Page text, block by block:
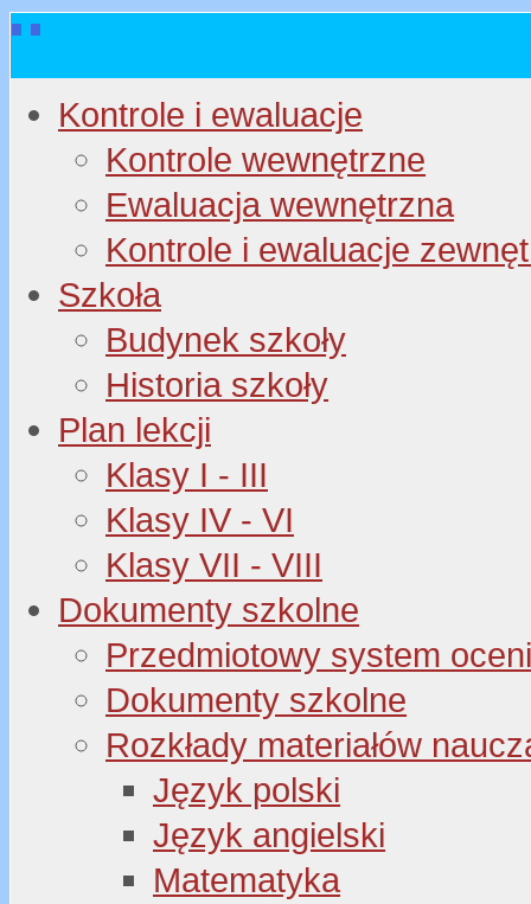
Kontrole i ewaluacje
Kontrole wewnętrzne
Ewaluacja wewnętrzna
Kontrole i ewaluacje
Szkoła
Budynek szkoły
Historia szkoły
Plan lekcji
Klasy I - III
Klasy IV - VI
Klasy VII - VIII
Dokumenty szkolne
Przedmiotowy system
Dokumenty szkolne
Rozkłady materiałów
Język polski
Język angielski
Matematyka